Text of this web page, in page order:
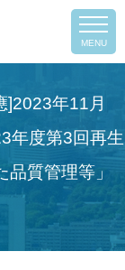
MENU
Next
年11月
度第3回再生
質管理等」